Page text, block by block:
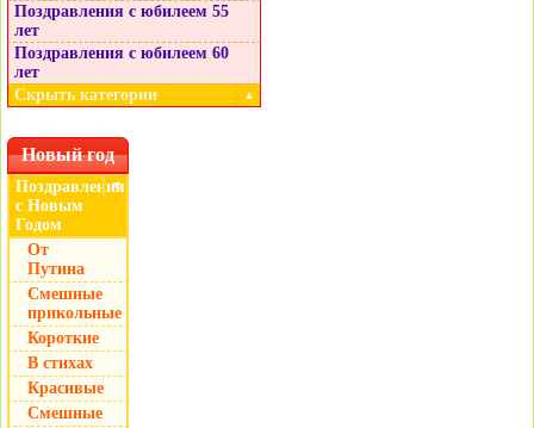
Поздравления с юбилеем 55
лет
Поздравления с юбилеем 60
лет
Скрыть категории
▲
Новый год
Поздравления
с Новым
Годом
▼
От
Путина
Смешные
прикольные
Короткие
В стихах
Красивые
Смешные